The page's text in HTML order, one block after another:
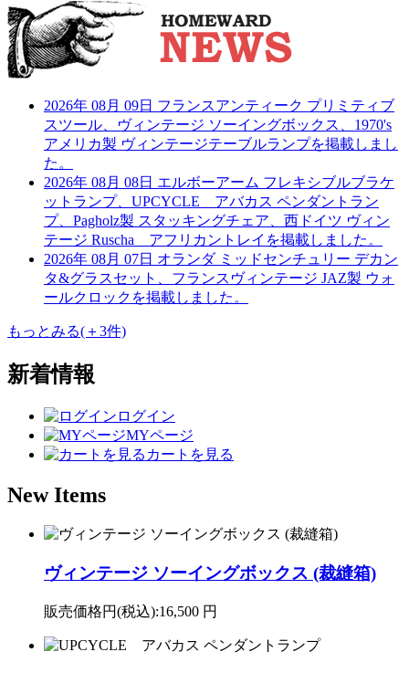
2026年 08月 09日 フランスアンティーク プリミティブ
スツール、ヴィンテージ ソーイングボックス、1970's
アメリカ製 ヴィンテージテーブルランプを掲載しまし
た。
2026年 08月 08日 エルボーアーム フレキシブルブラケ
ットランプ、UPCYCLE アバカス ペンダントラン
プ、Pagholz製 スタッキングチェア、西ドイツ ヴィン
テージ Ruscha アフリカントレイを掲載しました。
2026年 08月 07日 オランダ ミッドセンチュリー デカン
タ&グラスセット、フランスヴィンテージ JAZ製 ウォ
ールクロックを掲載しました。
もっとみる(＋3件)
新着情報
ログイン
MYページ
カートを見る
New Items
ヴィンテージ ソーイングボックス (裁縫箱)
販売価格円(税込):16,500 円